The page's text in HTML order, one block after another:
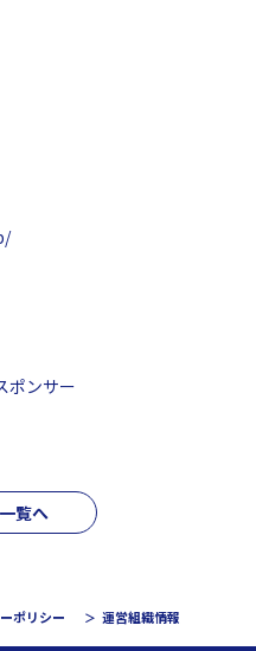
ンサー
覧へ
ポリシー 運営組織情報